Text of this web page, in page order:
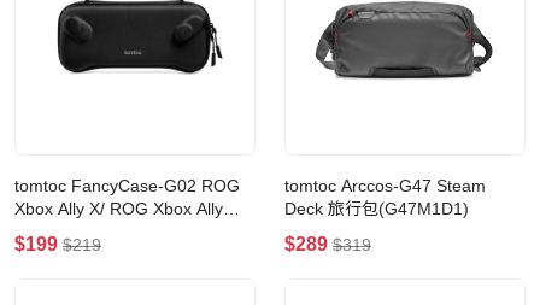
tomtoc FancyCase-G02 ROG
Xbox Ally X/ ROG Xbox Ally超
薄保護便攜包(黑色)
$199 $219
tomtoc Arccos-G47 Steam
Deck 旅行包(G47M1D1)
$289 $319